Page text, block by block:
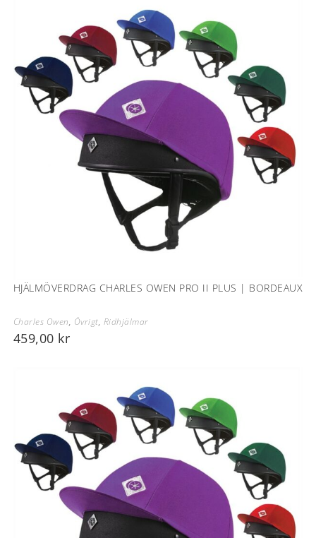
HJÄLMÖVERDRAG CHARLES OWEN PRO II PLUS | BORDEAUX
Charles Owen, Övrigt, Ridhjälmar
459,00 kr